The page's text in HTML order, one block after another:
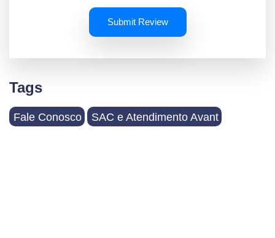
Submit Review
Tags
Fale Conosco SAC e Atendimento Avant